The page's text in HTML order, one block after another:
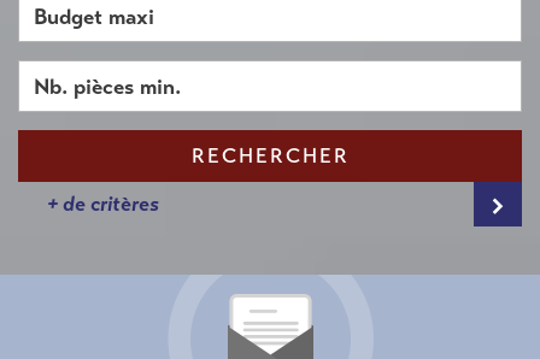
RECHERCHER
+ de critères